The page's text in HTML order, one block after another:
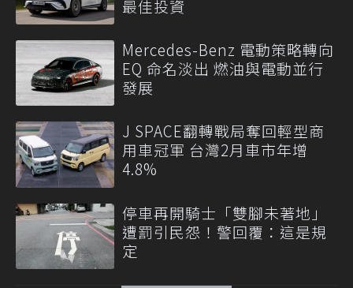
最佳投資
Mercedes-Benz 電動策略轉向
EQ 命名淡出 燃油與電動並行
發展
J SPACE翻轉戰局奪回輕型商
用車冠軍 台灣2月車市年增
4.8%
停車再開騎士「雙腳未著地」
遭罰引民怨！警回覆：這是規
定